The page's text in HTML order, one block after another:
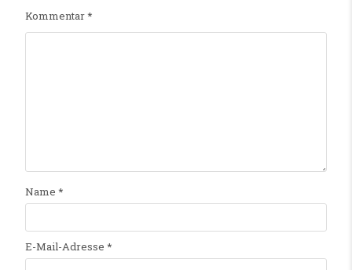
Kommentar*
Name *
E-Mail-Adresse *